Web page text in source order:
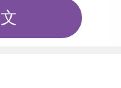
福，铤而走险也会获
人宜动不宜静，这样